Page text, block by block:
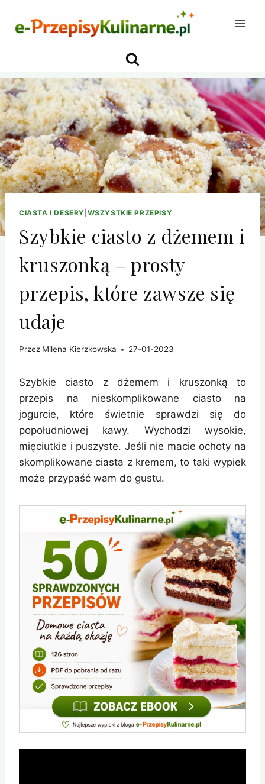
CIASTA I DESERY WSZYSTKIE PRZEPISY
Szybkie ciasto z dżemem i
kruszonką – prosty
przepis, które zawsze się
udaje
Przez Milena Kierzkowska 27-01-2023
Szybkie ciasto z dżemem i kruszonką to
przepis na nieskomplikowane ciasto na
jogurcie, które świetnie sprawdzi się do
popołudniowej kawy. Wychodzi wysokie,
mięciutkie i puszyste. Jeśli nie macie ochoty na
skomplikowane ciasta z kremem, to taki wypiek
może przypaść wam do gustu.